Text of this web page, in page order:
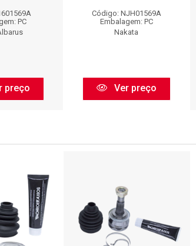
PC
preço
Código: NJH01569A
Embalagem: PC
Nakata
Ver preço